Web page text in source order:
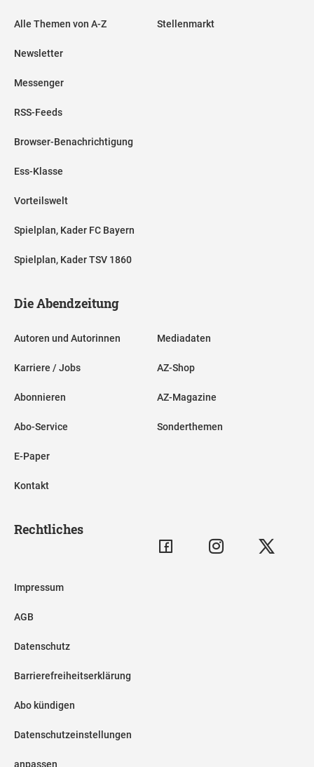
Alle Themen von A-Z
Newsletter
Messenger
RSS-Feeds
Browser-Benachrichtigung
Ess-Klasse
Vorteilswelt
Spielplan, Kader FC Bayern
Spielplan, Kader TSV 1860
Stellenmarkt
Die Abendzeitung
Autoren und Autorinnen
Karriere / Jobs
Abonnieren
Abo-Service
E-Paper
Kontakt
Mediadaten
AZ-Shop
AZ-Magazine
Sonderthemen
Rechtliches
Impressum
AGB
Datenschutz
Barrierefreiheitserklärung
Abo kündigen
Datenschutzeinstellungen
anpassen